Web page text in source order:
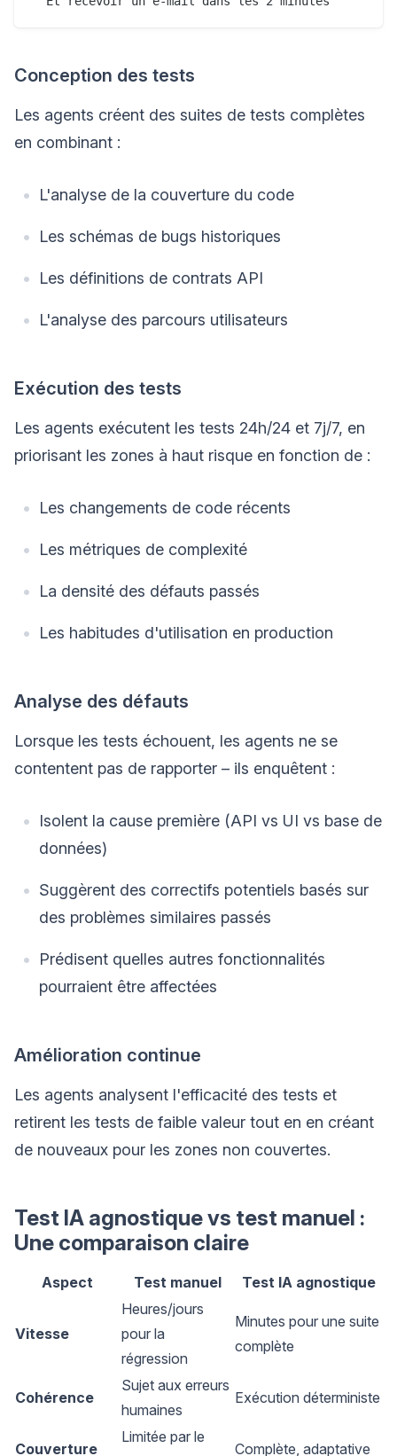
Conception des tests
Les agents créent des suites de tests complètes
en combinant :
L'analyse de la couverture du code
Les schémas de bugs historiques
Les définitions de contrats API
L'analyse des parcours utilisateurs
Exécution des tests
Les agents exécutent les tests 24h/24 et 7j/7, en
priorisant les zones à haut risque en fonction de :
Les changements de code récents
Les métriques de complexité
La densité des défauts passés
Les habitudes d'utilisation en production
Analyse des défauts
Lorsque les tests échouent, les agents ne se
contentent pas de rapporter – ils enquêtent :
Isolent la cause première (API vs UI vs base de
données)
Suggèrent des correctifs potentiels basés sur
des problèmes similaires passés
Prédisent quelles autres fonctionnalités
pourraient être affectées
Amélioration continue
Les agents analysent l'efficacité des tests et
retirent les tests de faible valeur tout en en créant
de nouveaux pour les zones non couvertes.
Test IA agnostique vs test manuel :
Une comparaison claire
Aspect Test manuel Test IA agnostique
Vitesse
Heures/jours
pour la
régression
Minutes pour une suite
complète
Cohérence
Sujet aux erreurs
humaines
Exécution déterministe
Couverture
Limitée par le
Complète, adaptative